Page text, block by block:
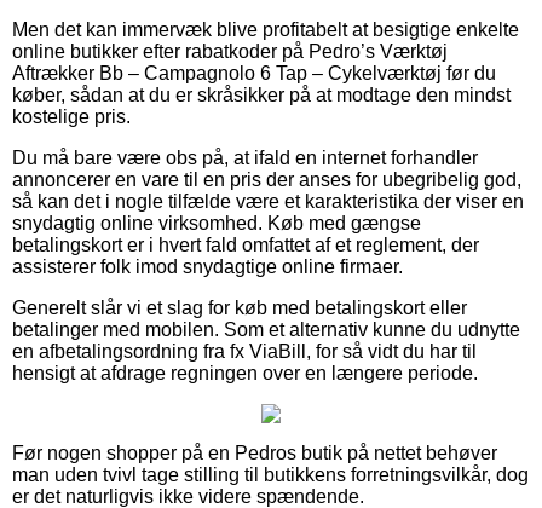
Men det kan immervæk blive profitabelt at besigtige enkelte
online butikker efter rabatkoder på Pedro’s Værktøj
Aftrækker Bb – Campagnolo 6 Tap – Cykelværktøj før du
køber, sådan at du er skråsikker på at modtage den mindst
kostelige pris.
Du må bare være obs på, at ifald en internet forhandler
annoncerer en vare til en pris der anses for ubegribelig god,
så kan det i nogle tilfælde være et karakteristika der viser en
snydagtig online virksomhed. Køb med gængse
betalingskort er i hvert fald omfattet af et reglement, der
assisterer folk imod snydagtige online firmaer.
Generelt slår vi et slag for køb med betalingskort eller
betalinger med mobilen. Som et alternativ kunne du udnytte
en afbetalingsordning fra fx ViaBill, for så vidt du har til
hensigt at afdrage regningen over en længere periode.
Før nogen shopper på en Pedros butik på nettet behøver
man uden tvivl tage stilling til butikkens forretningsvilkår, dog
er det naturligvis ikke videre spændende.